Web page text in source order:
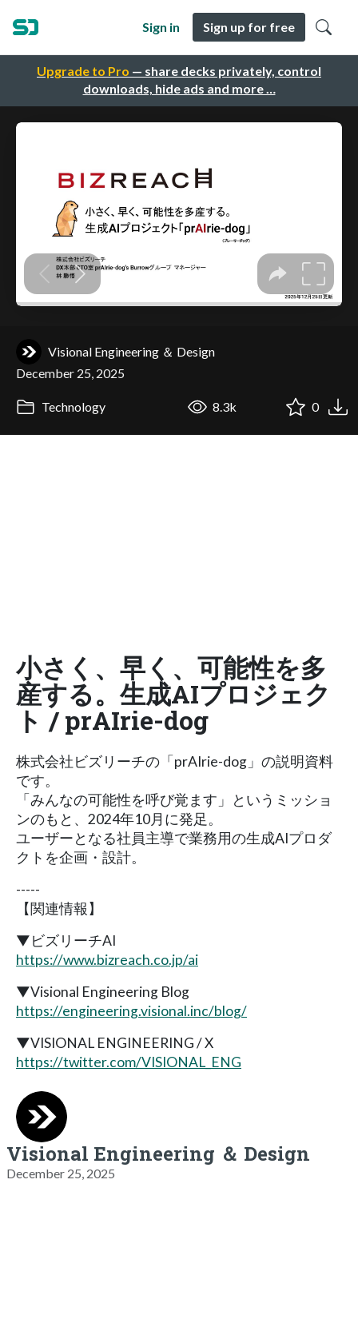
Upgrade to Pro — share decks privately, control
downloads, hide ads and more …
Sign in Sign up for free
Visional Engineering ＆ Design
December 25, 2025
Technology 8.3k 0
小さく、早く、可能性を多
産する。生成AIプロジェク
ト / prAIrie-dog
株式会社ビズリーチの「prAIrie-dog」の説明資料
です。
「みんなの可能性を呼び覚ます」というミッショ
ンのもと、2024年10月に発足。
ユーザーとなる社員主導で業務⽤の⽣成AIプロダ
クトを企画・設計。
-----
【関連情報】
▼ビズリーチAI
https://www.bizreach.co.jp/ai
▼Visional Engineering Blog
https://engineering.visional.inc/blog/
▼VISIONAL ENGINEERING / X
https://twitter.com/VISIONAL_ENG
Visional Engineering ＆ Design
December 25, 2025